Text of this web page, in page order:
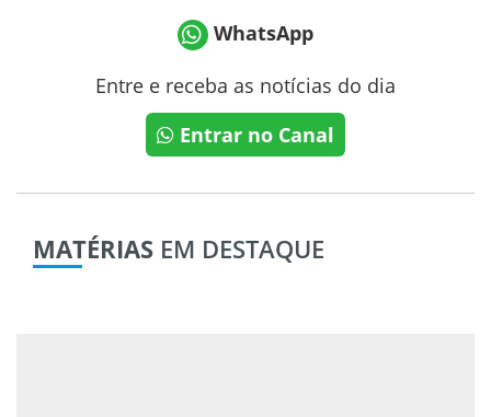
WhatsApp
Entre e receba as notícias do dia
Entrar no Canal
MATÉRIAS EM DESTAQUE